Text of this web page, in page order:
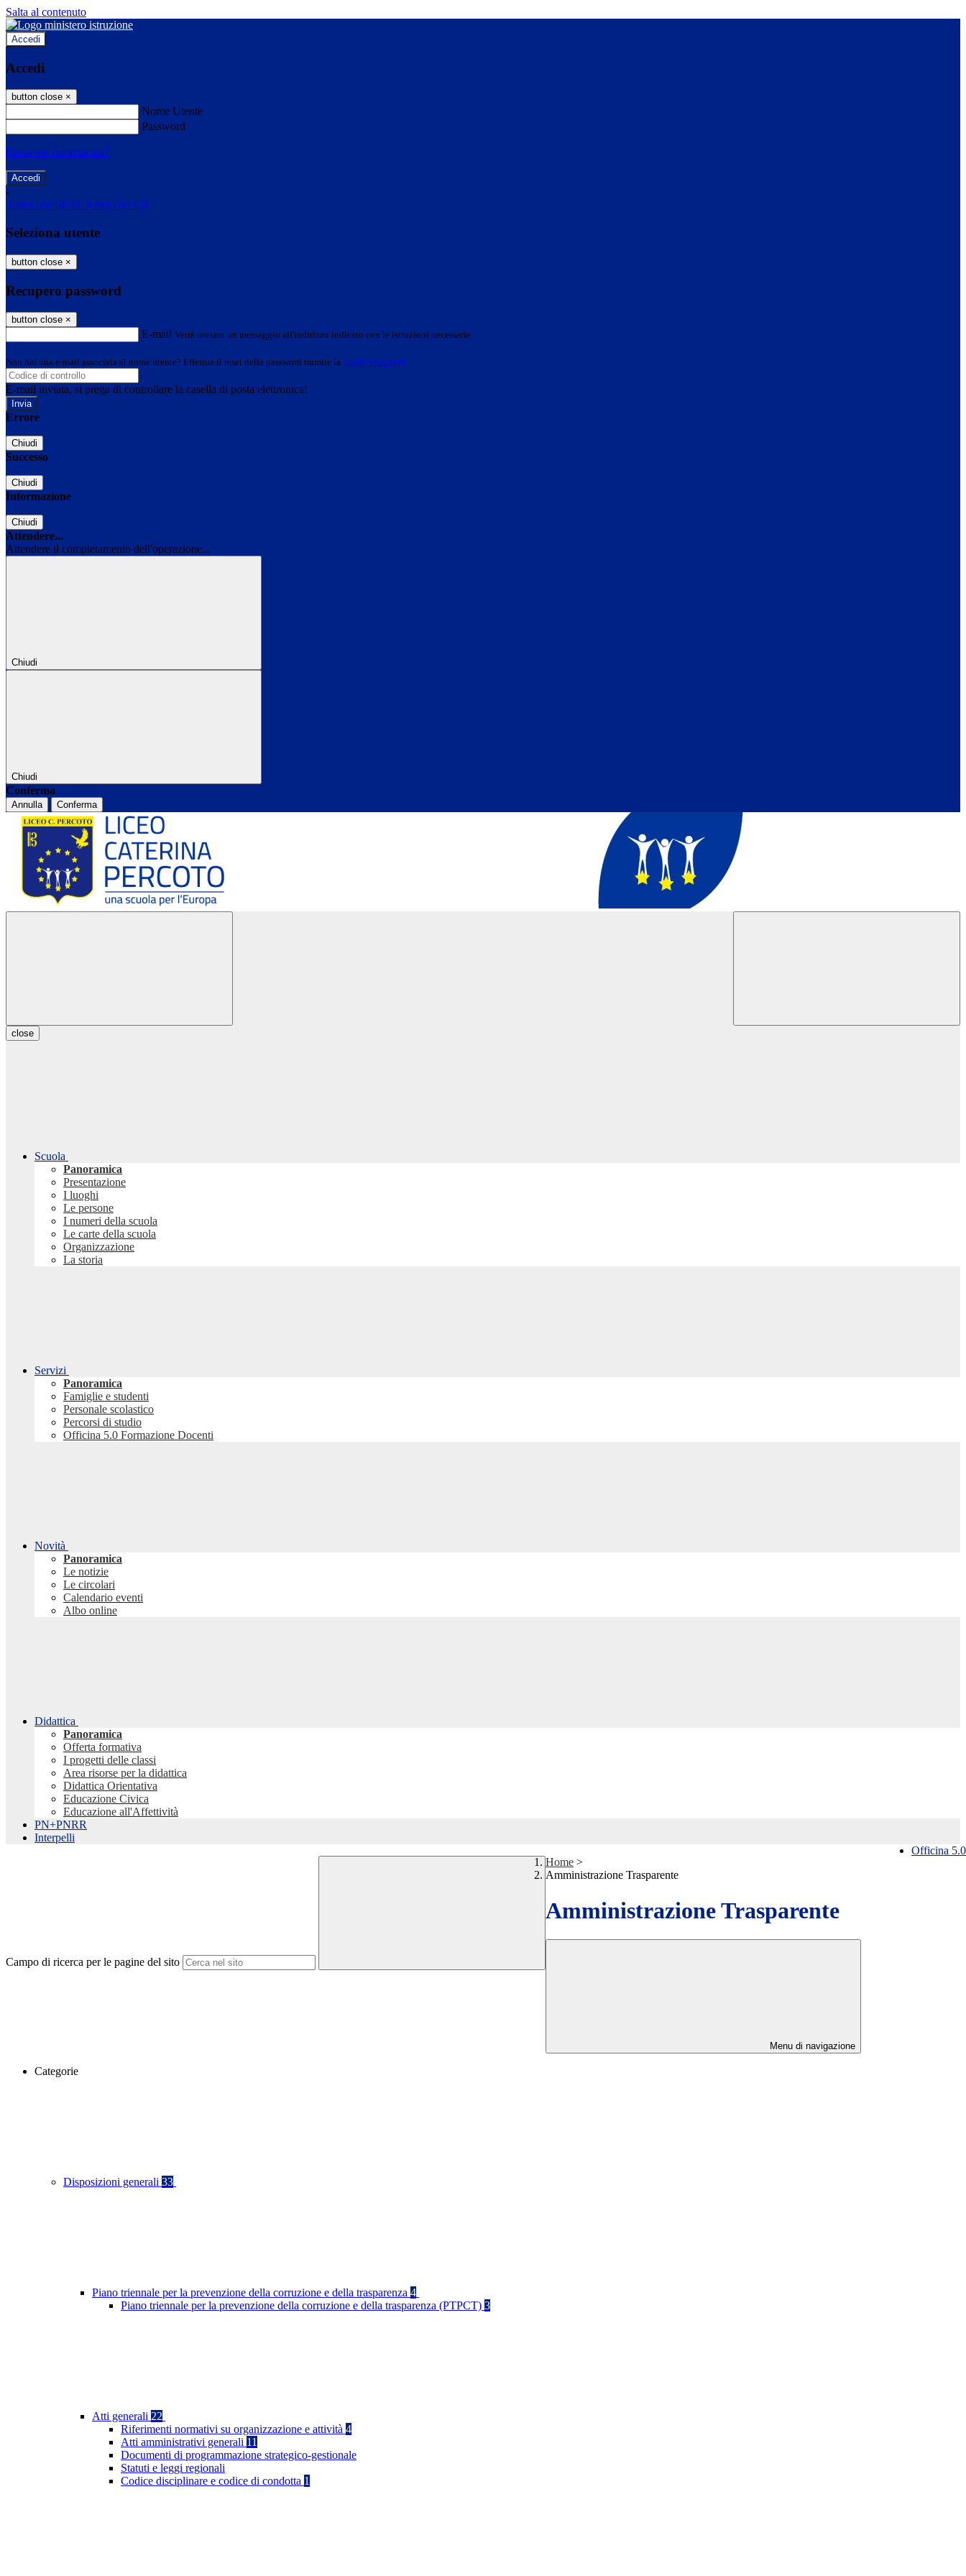
Salta al contenuto
Accedi
Accedi
button close ×
Nome Utente
Password
Password dimenticata?
-
Entra con SPID Entra con CIE
Seleziona utente
button close ×
Recupero password
button close ×
E-mail Verrà inviato un messaggio all'indirizzo indicato con le istruzioni necessarie.
Non hai una e-mail associata al nome utente? Effettua il reset della password tramite la Login Spaggiari
E-mail inviata, si prega di controllare la casella di posta elettronica!
Errore
Chiudi
Successo
Chiudi
Informazione
Chiudi
Attendere...
Attendere il completamento dell'operazione...
Chiudi
Chiudi
Conferma
Annulla Conferma
close
Scuola
Panoramica
Presentazione
I luoghi
Le persone
I numeri della scuola
Le carte della scuola
Organizzazione
La storia
Servizi
Panoramica
Famiglie e studenti
Personale scolastico
Percorsi di studio
Officina 5.0 Formazione Docenti
Novità
Panoramica
Le notizie
Le circolari
Calendario eventi
Albo online
Didattica
Panoramica
Offerta formativa
I progetti delle classi
Area risorse per la didattica
Didattica Orientativa
Educazione Civica
Educazione all'Affettività
PN+PNRR
Interpelli
Officina 5.0
Campo di ricerca per le pagine del sito
Home >
Amministrazione Trasparente
Amministrazione Trasparente
Menu di navigazione
Categorie
Disposizioni generali 33
Piano triennale per la prevenzione della corruzione e della trasparenza 4
Piano triennale per la prevenzione della corruzione e della trasparenza (PTPCT) 3
Atti generali 22
Riferimenti normativi su organizzazione e attività 4
Atti amministrativi generali 11
Documenti di programmazione strategico-gestionale
Statuti e leggi regionali
Codice disciplinare e codice di condotta 1